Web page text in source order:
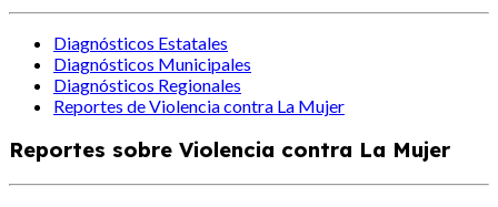
Diagnósticos Estatales
Diagnósticos Municipales
Diagnósticos Regionales
Reportes de Violencia contra La Mujer
Reportes sobre Violencia contra La Mujer